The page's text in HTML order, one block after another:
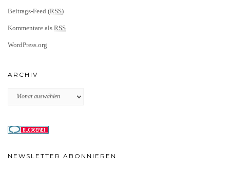
Beitrags-Feed (RSS)
Kommentare als RSS
WordPress.org
ARCHIV
Archiv
NEWSLETTER ABONNIEREN